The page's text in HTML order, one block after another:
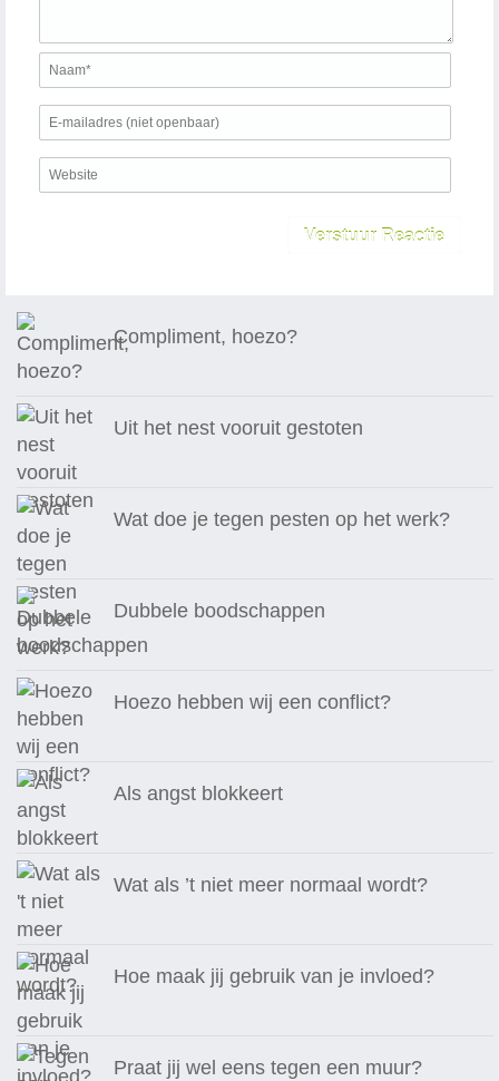
Compliment, hoezo?
Uit het nest vooruit gestoten
Wat doe je tegen pesten op het werk?
Dubbele boodschappen
Hoezo hebben wij een conflict?
Als angst blokkeert
Wat als ’t niet meer normaal wordt?
Hoe maak jij gebruik van je invloed?
Praat jij wel eens tegen een muur?